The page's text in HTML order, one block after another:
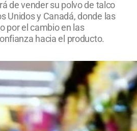
de vender su polvo de talco
Unidos y Canadá, donde las
por el cambio en las
hacia el producto.